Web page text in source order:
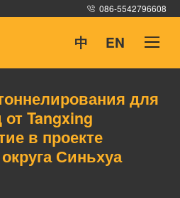
086-5542796608
中 EN
для
Tangxing
в проекте
Синьхуа